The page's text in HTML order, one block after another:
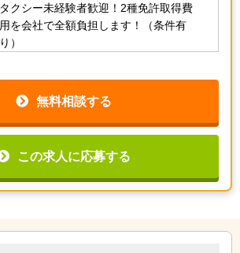
タクシー未経験者歓迎！2種免許取得費
用を会社で全額負担します！（条件有
り）
無料相談する
この求人に応募する